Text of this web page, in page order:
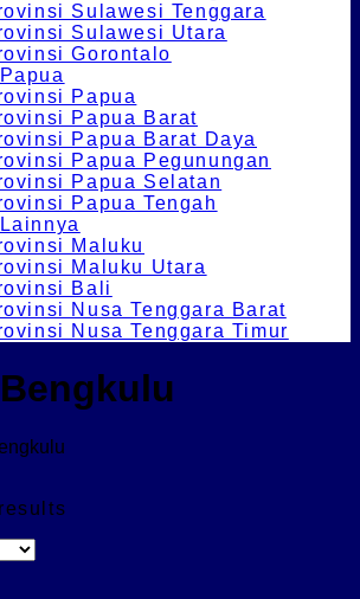
Sulawesi Tenggara
Sulawesi Utara
Gorontalo
Papua
Papua Barat
Papua Barat Daya
Papua Pegunungan
Papua Selatan
Papua Tengah
Maluku
Maluku Utara
Bali
Nusa Tenggara Barat
Nusa Tenggara Timur